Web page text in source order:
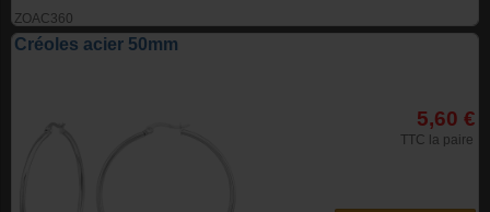
ZOAC360
Créoles acier 50mm
5,60 €
TTC la paire